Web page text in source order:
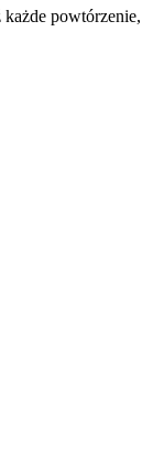
powtórzenie,